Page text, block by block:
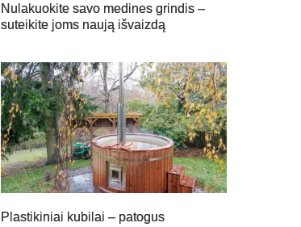
Nulakuokite savo medines grindis –
suteikite joms naują išvaizdą
Plastikiniai kubilai – patogus